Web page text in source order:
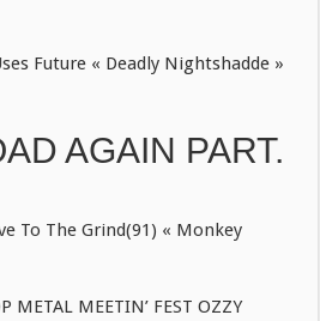
« Deadly Nightshadde »
AGAIN PART.
The Grind(91) « Monkey
MEETIN’ FEST OZZY